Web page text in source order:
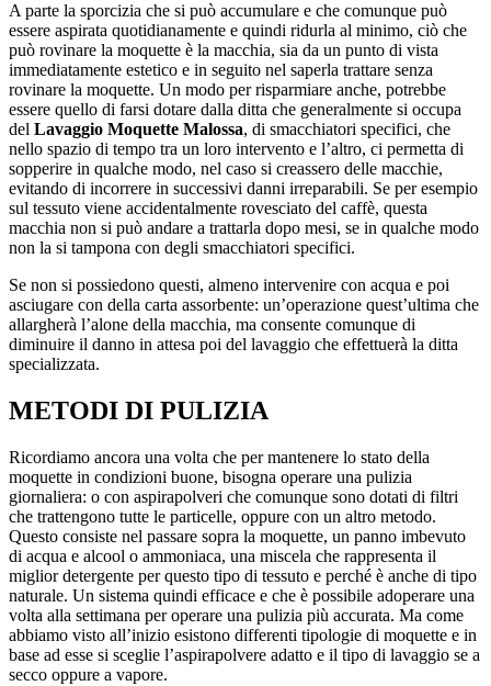
A parte la sporcizia che si può accumulare e che comunque può
essere aspirata quotidianamente e quindi ridurla al minimo, ciò che
può rovinare la moquette è la macchia, sia da un punto di vista
immediatamente estetico e in seguito nel saperla trattare senza
rovinare la moquette. Un modo per risparmiare anche, potrebbe
essere quello di farsi dotare dalla ditta che generalmente si occupa
del Lavaggio Moquette Malossa, di smacchiatori specifici, che
nello spazio di tempo tra un loro intervento e l’altro, ci permetta di
sopperire in qualche modo, nel caso si creassero delle macchie,
evitando di incorrere in successivi danni irreparabili. Se per esempio
sul tessuto viene accidentalmente rovesciato del caffè, questa
macchia non si può andare a trattarla dopo mesi, se in qualche modo
non la si tampona con degli smacchiatori specifici.
Se non si possiedono questi, almeno intervenire con acqua e poi
asciugare con della carta assorbente: un’operazione quest’ultima che
allargherà l’alone della macchia, ma consente comunque di
diminuire il danno in attesa poi del lavaggio che effettuerà la ditta
specializzata.
METODI DI PULIZIA
Ricordiamo ancora una volta che per mantenere lo stato della
moquette in condizioni buone, bisogna operare una pulizia
giornaliera: o con aspirapolveri che comunque sono dotati di filtri
che trattengono tutte le particelle, oppure con un altro metodo.
Questo consiste nel passare sopra la moquette, un panno imbevuto
di acqua e alcool o ammoniaca, una miscela che rappresenta il
miglior detergente per questo tipo di tessuto e perché è anche di tipo
naturale. Un sistema quindi efficace e che è possibile adoperare una
volta alla settimana per operare una pulizia più accurata. Ma come
abbiamo visto all’inizio esistono differenti tipologie di moquette e in
base ad esse si sceglie l’aspirapolvere adatto e il tipo di lavaggio se a
secco oppure a vapore.